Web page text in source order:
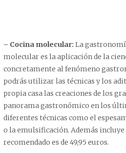
– Cocina molecular: La
molecular es la aplicación de la
concretamente al fenómeno
podrás utilizar las técnicas y los
propia casa las creaciones de los
panorama gastronómico en los
diferentes técnicas como el
o la emulsificación. Además incluye
recomendado es de 49,95 euros.